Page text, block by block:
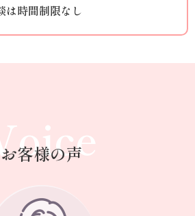
は時間制限なし
お客様の声